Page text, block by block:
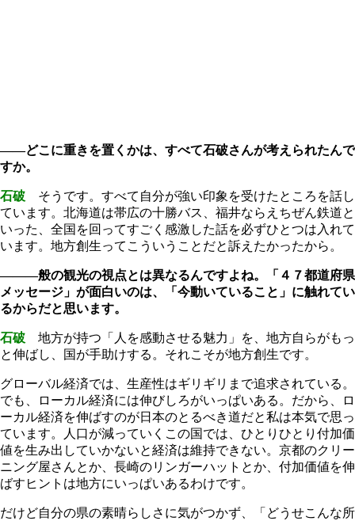
――どこに重きを置くかは、すべて石破さんが考えられたんで
すか。
石破 そうです。すべて自分が強い印象を受けたところを話し
ています。北海道は帯広の十勝バス、福井ならえちぜん鉄道と
いった、全国を回ってすごく感激した話を必ずひとつは入れて
います。地方創生ってこういうことだと訴えたかったから。
―――般の観光の視点とは異なるんですよね。「４７都道府県
メッセージ」が面白いのは、「今動いていること」に触れてい
るからだと思います。
石破 地方が持つ「人を感動させる魅力」を、地方自らがもっ
と伸ばし、国が手助けする。それこそが地方創生です。
グローバル経済では、生産性はギリギリまで追求されている。
でも、ローカル経済には伸びしろがいっぱいある。だから、ロ
ーカル経済を伸ばすのが日本のとるべき道だと私は本気で思っ
ています。人口が減っていくこの国では、ひとりひとり付加価
値を生み出していかないと経済は維持できない。京都のクリー
ニング屋さんとか、長崎のリンガーハットとか、付加価値を伸
ばすヒントは地方にいっぱいあるわけです。
だけど自分の県の素晴らしさに気がつかず、「どうせこんな所